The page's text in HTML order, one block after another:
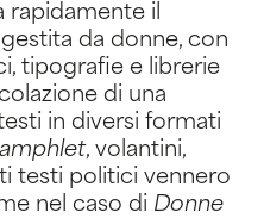
rapidamente il
da donne, con
tipografie e librerie
di una
in diversi formati
, volantini,
testi politici vennero
nel caso di Donne